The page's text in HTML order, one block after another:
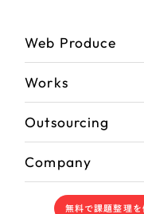
Web Produce
Works
Outsourcing
Company
無料で課題整理を